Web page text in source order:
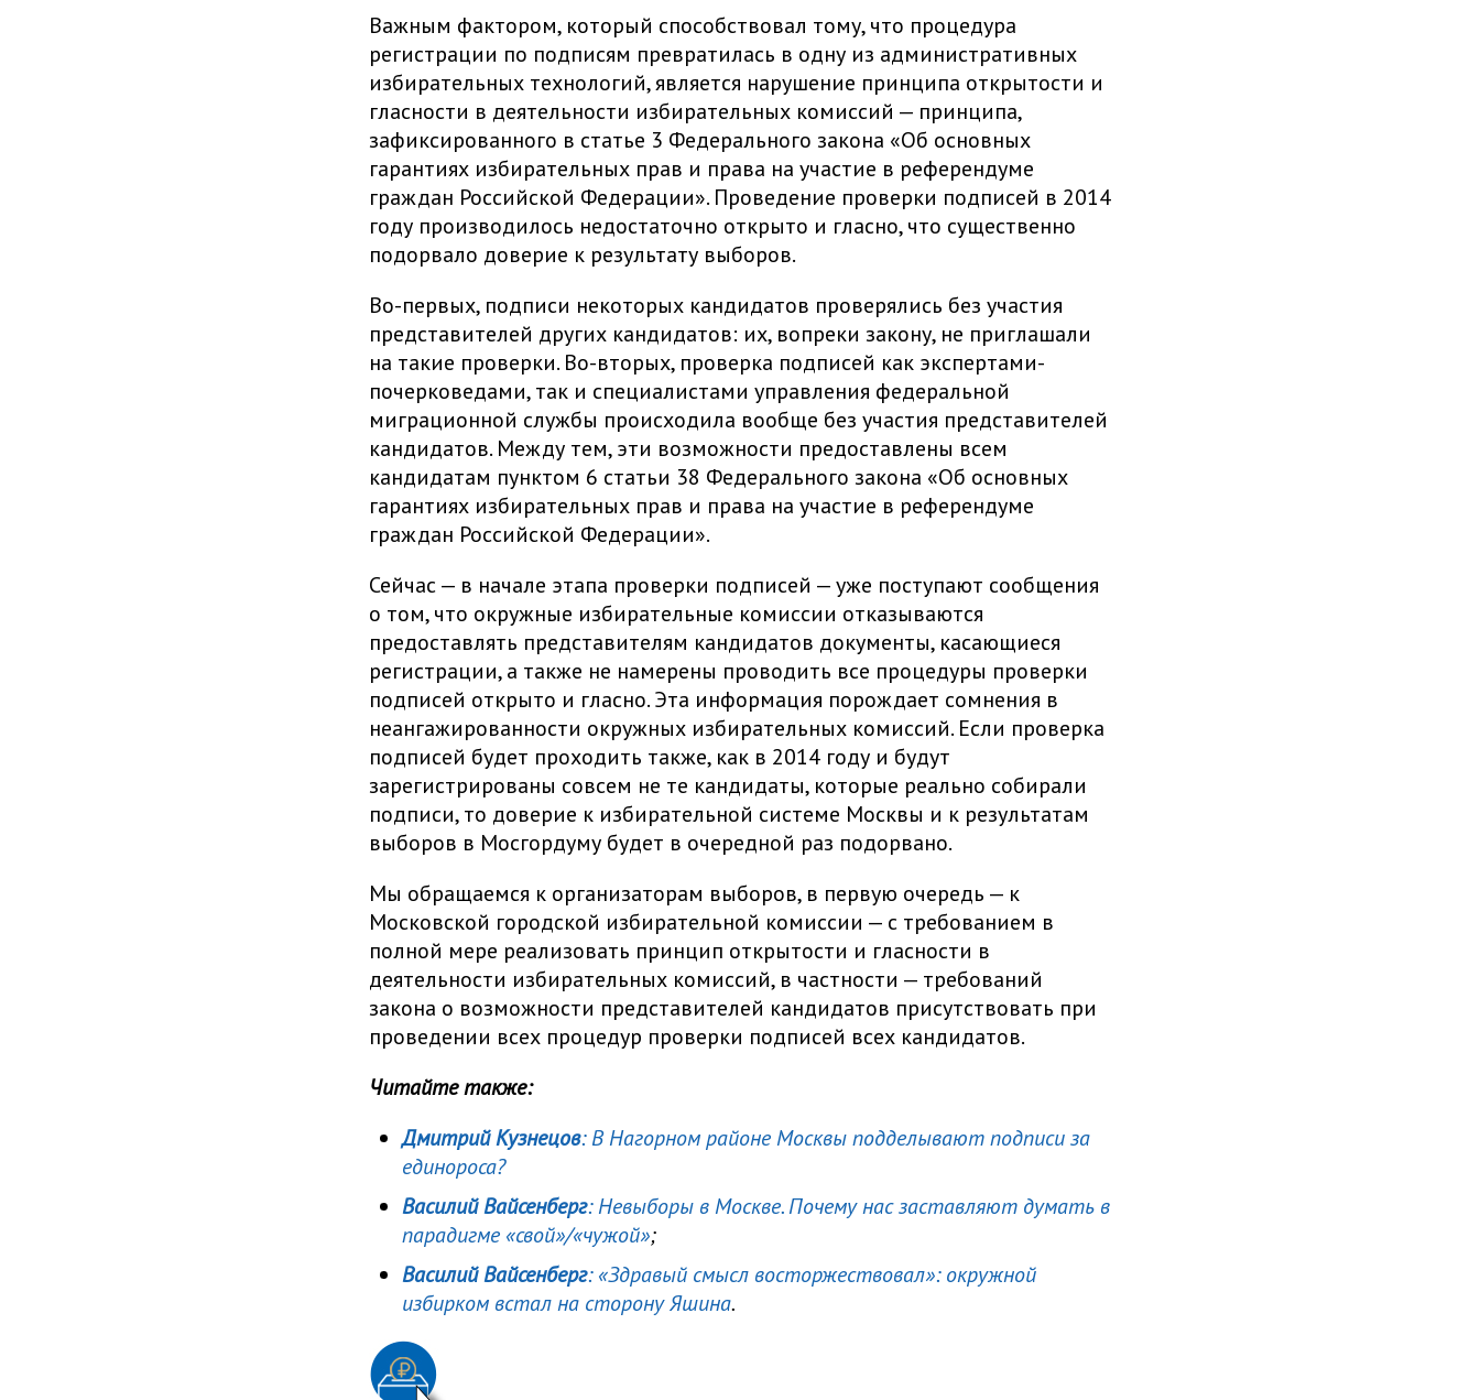
Важным фактором, который способствовал тому, что процедура
регистрации по подписям превратилась в одну из административных
избирательных технологий, является нарушение принципа открытости и
гласности в деятельности избирательных комиссий — принципа,
зафиксированного в статье 3 Федерального закона «Об основных
гарантиях избирательных прав и права на участие в референдуме
граждан Российской Федерации». Проведение проверки подписей в 2014
году производилось недостаточно открыто и гласно, что существенно
подорвало доверие к результату выборов.
Во-первых, подписи некоторых кандидатов проверялись без участия
представителей других кандидатов: их, вопреки закону, не приглашали
на такие проверки. Во-вторых, проверка подписей как экспертами-
почерковедами, так и специалистами управления федеральной
миграционной службы происходила вообще без участия представителей
кандидатов. Между тем, эти возможности предоставлены всем
кандидатам пунктом 6 статьи 38 Федерального закона «Об основных
гарантиях избирательных прав и права на участие в референдуме
граждан Российской Федерации».
Сейчас — в начале этапа проверки подписей — уже поступают сообщения
о том, что окружные избирательные комиссии отказываются
предоставлять представителям кандидатов документы, касающиеся
регистрации, а также не намерены проводить все процедуры проверки
подписей открыто и гласно. Эта информация порождает сомнения в
неангажированности окружных избирательных комиссий. Если проверка
подписей будет проходить также, как в 2014 году и будут
зарегистрированы совсем не те кандидаты, которые реально собирали
подписи, то доверие к избирательной системе Москвы и к результатам
выборов в Мосгордуму будет в очередной раз подорвано.
Мы обращаемся к организаторам выборов, в первую очередь — к
Московской городской избирательной комиссии — с требованием в
полной мере реализовать принцип открытости и гласности в
деятельности избирательных комиссий, в частности — требований
закона о возможности представителей кандидатов присутствовать при
проведении всех процедур проверки подписей всех кандидатов.
Читайте также:
Дмитрий Кузнецов: В Нагорном районе Москвы подделывают подписи за
единороса?
Василий Вайсенберг: Невыборы в Москве. Почему нас заставляют думать в
парадигме «свой»/«чужой»;
Василий Вайсенберг: «Здравый смысл восторжествовал»: окружной
избирком встал на сторону Яшина.